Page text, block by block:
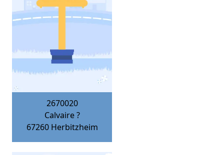
2670020
Calvaire ?
67260 Herbitzheim